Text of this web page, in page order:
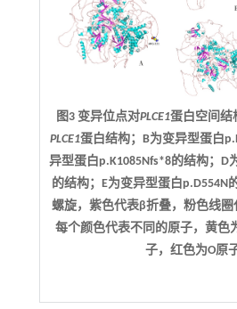
图3 变异位点对PLCE1蛋白空间结
PLCE1蛋白结构；B为变异型蛋白
异型蛋白p.K1085Nfs*8的结构；D
的结构；E为变异型蛋白p.D554N
螺旋，紫色代表β折叠，粉色线
每个颜色代表不同的原子，黄色
子，红色为O原